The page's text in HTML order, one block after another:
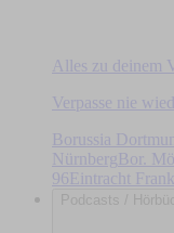
Alles zu deinem
Verpasse nie
Borussia
Nürnberg Bor.
96Eintracht
Podcasts /